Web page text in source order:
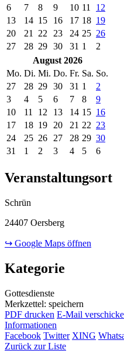
6
7 8 9 10 11
12
13
14 15 16 17 18 19
20
21 22 23 24 25 26
27
28 29 30 31 1
2
August 2026
Mo. Di. Mi. Do. Fr. Sa. So.
27
28 29 30 31 1
2
3
4 5 6 7 8
9
10
11 12 13 14 15 16
17
18 19 20 21 22 23
24
25 26 27 28 29 30
31
1 2 3 4 5 6
Veranstaltungsort
Schrün
24407 Oersberg
↪ Google Maps öffnen
Kategorie
Gottesdienste
Merkzettel: speichern
PDF drucken E-Mail
Informationen
Facebook Twitter XING
Zurück zur Liste